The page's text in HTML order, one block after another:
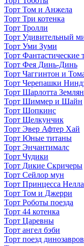
Торт Том и Анжела
Торт Три котенка
Торт Тролли
Торт Удивительный
Торт Уми Зуми
Торт Фантастические
Торт Фея Динь-Динь
Торт Чаггинтон и
Торт Черепашки
Торт Шарлотта
Торт Шиммер и Шайн
Торт Шопкинс
Торт Щелкунчик
Торт Эвер Афтер Хай
Торт Юные титаны
Торт Энчантималс
Торт Чудики
Торт Дикие Скричеры
Торт Сейлор мун
Торт Принцесса Нелла
Торт Том и Джерри
Торт Роботы поезда
Торт 44 котенка
Торт Царевны
Торт ангел бэби
Торт поезд динозавров